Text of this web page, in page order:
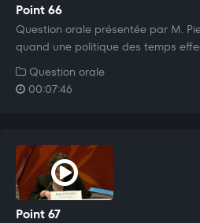
Point 66
Question orale présentée par M.
quand une politique des temps
Question orale
00:07:46
Point 67